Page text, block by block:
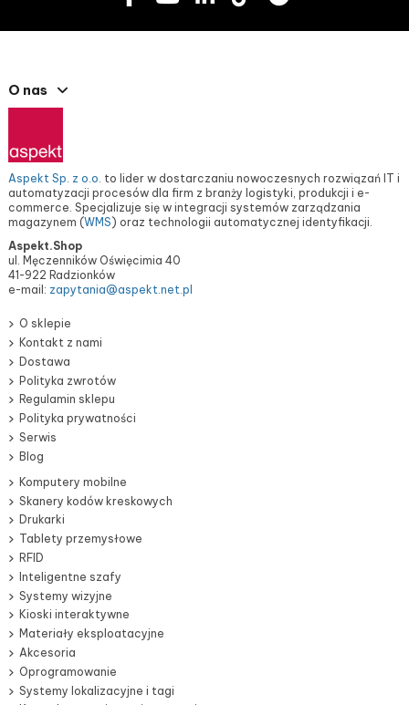
O nas
Aspekt Sp. z o.o. to lider w dostarczaniu nowoczesnych rozwiązań IT i
automatyzacji procesów dla firm z branży logistyki, produkcji i e-
commerce. Specjalizuje się w integracji systemów zarządzania
magazynem (WMS) oraz technologii automatycznej identyfikacji.
Aspekt.Shop
ul. Męczenników Oświęcimia 40
41-922 Radzionków
e-mail: zapytania@aspekt.net.pl
O sklepie
Kontakt z nami
Dostawa
Polityka zwrotów
Regulamin sklepu
Polityka prywatności
Serwis
Blog
Komputery mobilne
Skanery kodów kreskowych
Drukarki
Tablety przemysłowe
RFID
Inteligentne szafy
Systemy wizyjne
Kioski interaktywne
Materiały eksploatacyjne
Akcesoria
Oprogramowanie
Systemy lokalizacyjne i tagi